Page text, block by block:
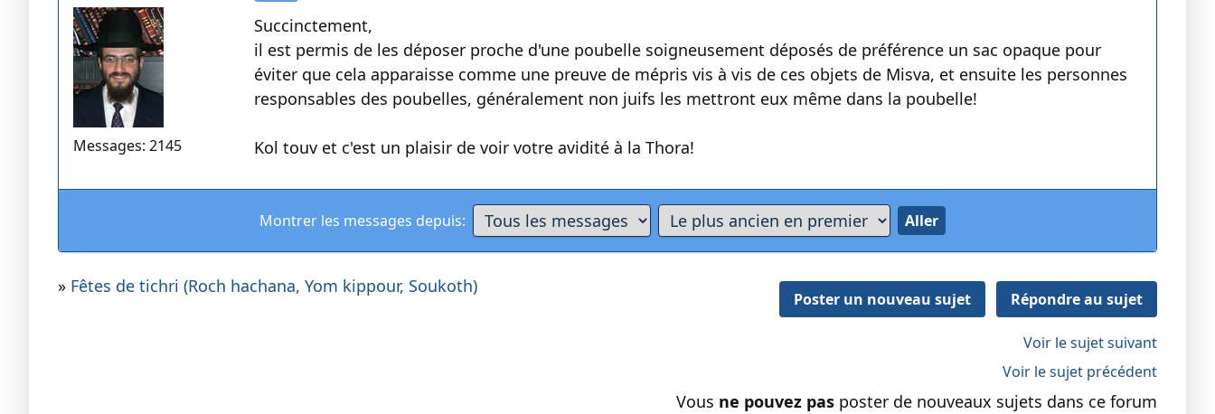
Messages: 2145
Succinctement,
il est permis de les déposer proche d'une poubelle soigneusement déposés de préférence un sac opaque pour
éviter que cela apparaisse comme une preuve de mépris vis à vis de ces objets de Misva, et ensuite les personnes
responsables des poubelles, généralement non juifs les mettront eux même dans la poubelle!
Kol touv et c'est un plaisir de voir votre avidité à la Thora!
Montrer les messages depuis:
» Fêtes de tichri (Roch hachana, Yom kippour, Soukoth)
Poster un nouveau sujet Répondre au sujet
Voir le sujet suivant
Voir le sujet précédent
Vous ne pouvez pas poster de nouveaux sujets dans ce forum